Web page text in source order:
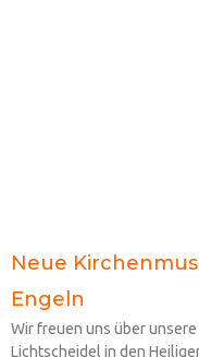
Neue
Engeln
Wir freuen uns über
Lichtscheidel in den